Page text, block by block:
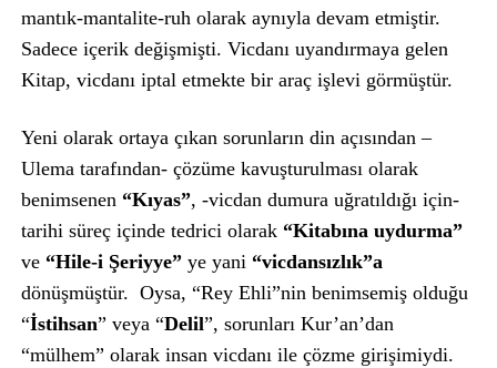
mantık-mantalite-ruh olarak aynıyla devam etmiştir.
Sadece içerik değişmişti. Vicdanı uyandırmaya gelen
Kitap, vicdanı iptal etmekte bir araç işlevi görmüştür.
Yeni olarak ortaya çıkan sorunların din açısından –
Ulema tarafından- çözüme kavuşturulması olarak
benimsenen “Kıyas”, -vicdan dumura uğratıldığı için-
tarihi süreç içinde tedrici olarak “Kitabına uydurma”
ve “Hile-i Şeriyye”ye yani “vicdansızlık”a
dönüşmüştür. Oysa, “Rey Ehli”nin benimsemiş olduğu
“İstihsan” veya “Delil”, sorunları Kur’an’dan
“mülhem” olarak insan vicdanı ile çözme girişimiydi.